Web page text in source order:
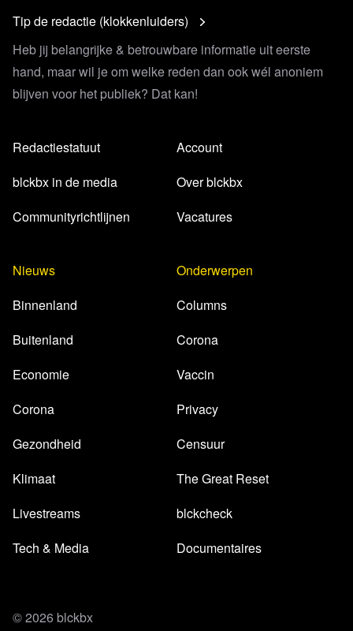
Tip de redactie (klokkenluiders)
Heb jij belangrijke & betrouwbare informatie uit eerste
hand, maar wil je om welke reden dan ook wél anoniem
blijven voor het publiek? Dat kan!
Redactiestatuut
blckbx in de media
Communityrichtlijnen
Account
Over blckbx
Vacatures
Nieuws
Binnenland
Buitenland
Economie
Corona
Gezondheid
Klimaat
Livestreams
Tech & Media
Onderwerpen
Columns
Corona
Vaccin
Privacy
Censuur
The Great Reset
blckcheck
Documentaires
© 2026 blckbx